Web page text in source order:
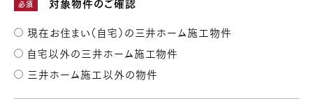
改定 2021年7月16日
改定 2022年6月1日
必須
現在お住まい（自宅）の三井ホーム施工物件
自宅以外の三井ホーム施工物件
三井ホーム施工以外の物件